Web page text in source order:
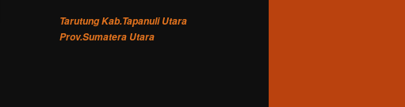
Tarutung Kab.Tapanuli Utara
Prov.Sumatera Utara